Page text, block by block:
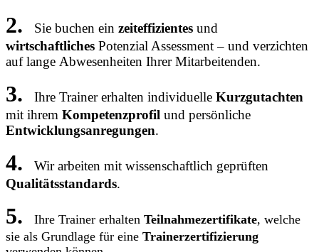
2. Sie buchen ein zeiteffizientes und
wirtschaftliches Potenzial Assessment – und verzichten
auf lange Abwesenheiten Ihrer Mitarbeitenden.
3. Ihre Trainer erhalten individuelle Kurzgutachten
mit ihrem Kompetenzprofil und persönliche
Entwicklungsanregungen.
4.
Wir arbeiten mit wissenschaftlich geprüften
Qualitätsstandards.
5. Ihre Trainer erhalten Teilnahmezertifikate, welche
sie als Grundlage für eine Trainerzertifizierung